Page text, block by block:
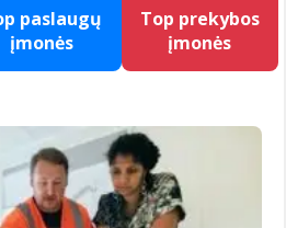
paslaugų
įmonės
Top prekybos
įmonės